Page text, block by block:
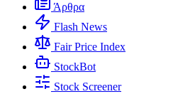
Άρθρα
Flash News
Fair Price Index
StockBot
Stock Screener